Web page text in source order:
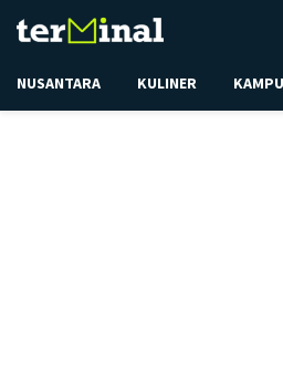
NUSANTARA KULINER